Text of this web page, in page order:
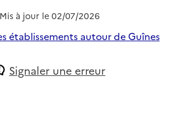
Mis à jour le 02/07/2026
établissements autour de Guînes
Signaler une erreur